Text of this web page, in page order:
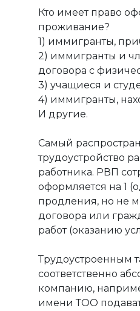
Кто имеет право
проживание?
1) иммигранты,
2) иммигранты и
договора с
3) учащиеся и
4) иммигранты,
И другие.
Самый
трудоустройство
работника. РВП
оформляется на 1
продления, но не
договора или
работ (оказанию
Трудоустроенным
соответственно
компанию,
имени ТОО